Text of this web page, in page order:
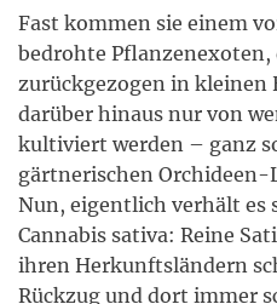
Fast kommen sie einem
bedrohte
zurückgezogen in kleinen
darüber hinaus nur von
kultiviert werden – ganz
gärtnerischen Orchideen-
Nun, eigentlich verhält es
Cannabis sativa: Reine
ihren Herkunftsländern
Rückzug und dort immer